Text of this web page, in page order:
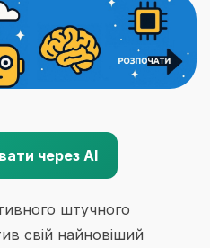
через AI
штучного
свій найновіший